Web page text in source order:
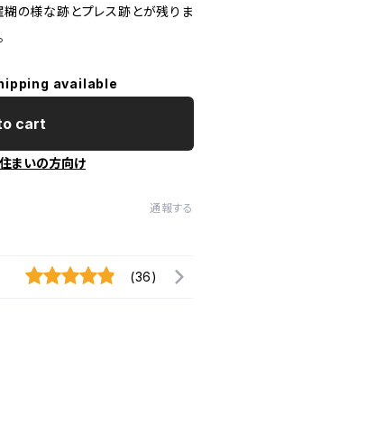
糊の様な跡とプレス跡とが残りま
available
cart
まいの方向け
通報する
(36)